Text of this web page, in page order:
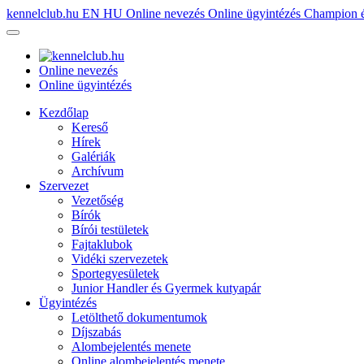
kennelclub.hu EN HU Online nevezés Online ügyintézés Champion
Online nevezés
Online ügyintézés
Kezdőlap
Kereső
Hírek
Galériák
Archívum
Szervezet
Vezetőség
Bírók
Bírói testületek
Fajtaklubok
Vidéki szervezetek
Sportegyesületek
Junior Handler és Gyermek kutyapár
Ügyintézés
Letölthető dokumentumok
Díjszabás
Alombejelentés menete
Online alombejelentés menete